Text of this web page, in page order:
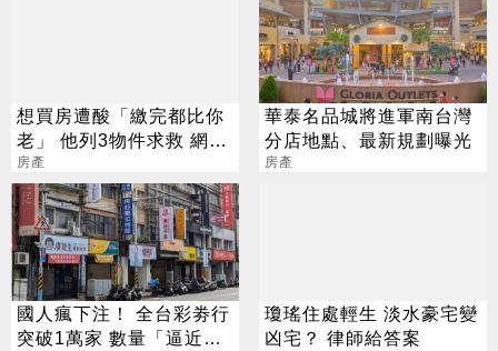
想買房遭酸「繳完都比你
老」 他列3物件求救 網嚇
退：全是坑
房產
華泰名品城將進軍南台灣
分店地點、最新規劃曝光
房產
國人瘋下注！ 全台彩劵行
突破1萬家 數量「逼近直
瓊瑤住處輕生 淡水豪宅變
凶宅？ 律師給答案